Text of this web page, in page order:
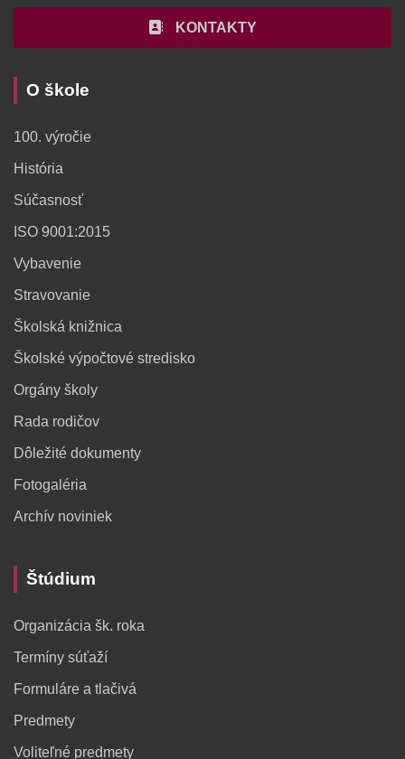
KONTAKTY
O škole
100. výročie
História
Súčasnosť
ISO 9001:2015
Vybavenie
Stravovanie
Školská knižnica
Školské výpočtové stredisko
Orgány školy
Rada rodičov
Dôležité dokumenty
Fotogaléria
Archív noviniek
Štúdium
Organizácia šk. roka
Termíny súťaží
Formuláre a tlačivá
Predmety
Voliteľné predmety